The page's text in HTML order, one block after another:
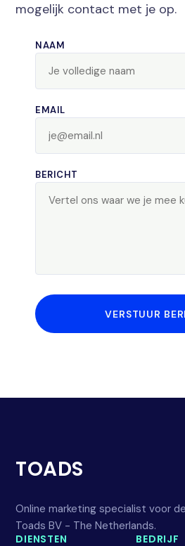
mogelijk contact met je op.
NAAM
EMAIL
BERICHT
VERSTUUR
TOADS
Online marketing specialist voor
Toads BV - The Netherlands.
DIENSTEN
BEDRIJF